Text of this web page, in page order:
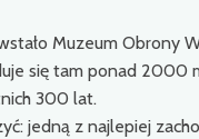
Muzeum Obrony
się tam ponad 2000
300 lat.
jedną z najlepiej